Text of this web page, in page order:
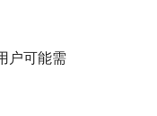
户可能需